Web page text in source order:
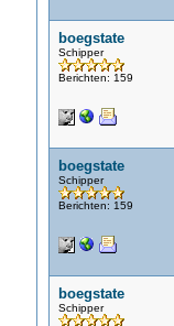
boegstate
Schipper
Berichten: 159
boegstate
Schipper
Berichten: 159
boegstate
Schipper